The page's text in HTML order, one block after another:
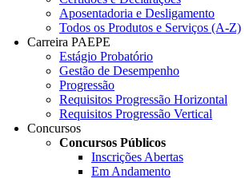
Aposentadoria e Desligamento
Todos os Produtos e Serviços (A-Z)
Carreira PAEPE
Estágio Probatório
Gestão de Desempenho
Progressão
Requisitos Progressão Horizontal
Requisitos Progressão Vertical
Concursos
Concursos Públicos
Inscrições Abertas
Em Andamento